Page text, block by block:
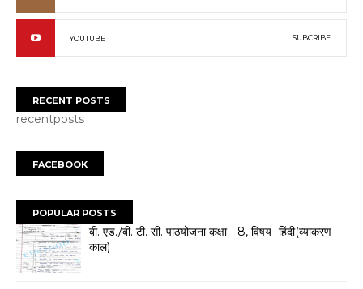
YOUTUBE SUBCRIBE
RECENT POSTS
recentposts
FACEBOOK
POPULAR POSTS
बी. एड./बी. टी. सी. पाठयोजना कक्षा - 8, विषय -हिंदी(व्याकरण-
काल)